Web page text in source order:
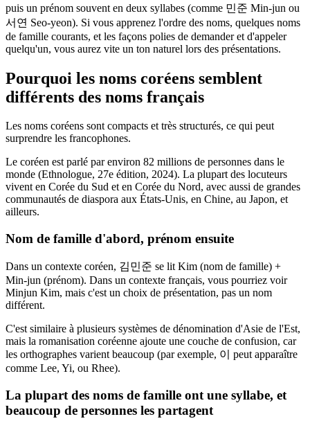
puis un prénom souvent en deux syllabes (comme 민준 Min-jun ou
서연 Seo-yeon). Si vous apprenez l'ordre des noms, quelques noms
de famille courants, et les façons polies de demander et d'appeler
quelqu'un, vous aurez vite un ton naturel lors des présentations.
Pourquoi les noms coréens semblent
différents des noms français
Les noms coréens sont compacts et très structurés, ce qui peut
surprendre les francophones.
Le coréen est parlé par environ 82 millions de personnes dans le
monde (Ethnologue, 27e édition, 2024). La plupart des locuteurs
vivent en Corée du Sud et en Corée du Nord, avec aussi de grandes
communautés de diaspora aux États-Unis, en Chine, au Japon, et
ailleurs.
Nom de famille d'abord, prénom ensuite
Dans un contexte coréen, 김민준 se lit Kim (nom de famille) +
Min-jun (prénom). Dans un contexte français, vous pourriez voir
Minjun Kim, mais c'est un choix de présentation, pas un nom
différent.
C'est similaire à plusieurs systèmes de dénomination d'Asie de l'Est,
mais la romanisation coréenne ajoute une couche de confusion, car
les orthographes varient beaucoup (par exemple, 이 peut apparaître
comme Lee, Yi, ou Rhee).
La plupart des noms de famille ont une syllabe, et
beaucoup de personnes les partagent